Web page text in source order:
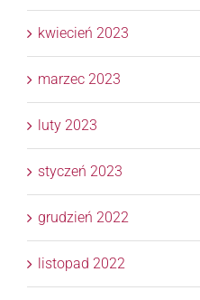
kwiecień 2023
marzec 2023
luty 2023
styczeń 2023
grudzień 2022
listopad 2022